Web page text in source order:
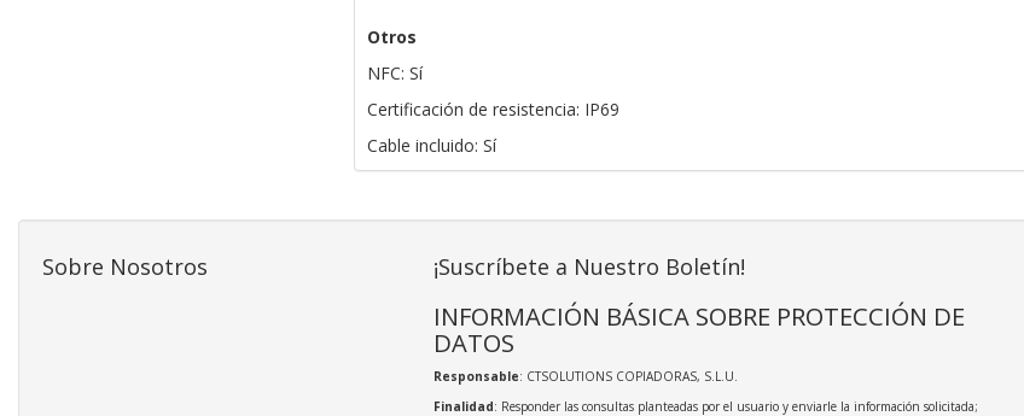
Otros
NFC: Sí
Certificación de resistencia: IP69
Cable incluido: Sí
Sobre Nosotros ¡Suscríbete a Nuestro Boletín!
INFORMACIÓN BÁSICA SOBRE PROTECCIÓN DE
DATOS
Responsable: CTSOLUTIONS COPIADORAS, S.L.U.
Finalidad: Responder las consultas planteadas por el usuario y enviarle la información solicitada;